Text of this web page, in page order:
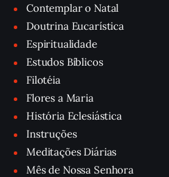
Contemplar o Natal
Doutrina Eucarística
Espiritualidade
Estudos Bíblicos
Filotéia
Flores a Maria
História Eclesiástica
Instruções
Meditações Diárias
Mês de Nossa Senhora